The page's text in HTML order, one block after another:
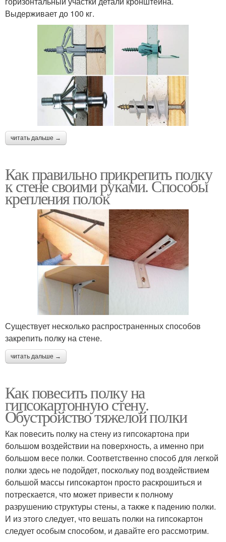
Выдерживает до 100 кг.
читать дальше →
Как правильно прикрепить полку
к стене своими руками. Способы
крепления полок
Существует несколько распространенных способов
закрепить полку на стене.
читать дальше →
Как повесить полку на
гипсокартонную стену.
Обустройство тяжелой полки
Как повесить полку на стену из гипсокартона при
большом воздействии на поверхность, а именно при
большом весе полки. Соответственно способ для легкой
полки здесь не подойдет, поскольку под воздействием
большой массы гипсокартон просто раскрошиться и
потрескается, что может привести к полному
разрушению структуры стены, а также к падению полки.
И из этого следует, что вешать полки на гипсокартон
следует особым способом, и давайте его рассмотрим.